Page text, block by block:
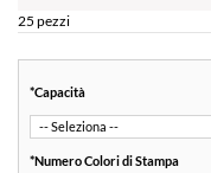
25 pezzi
*Capacità
*Numero Colori di Stampa